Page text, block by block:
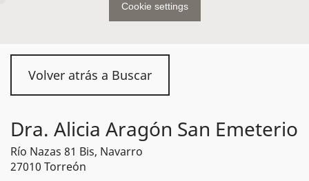
Volver atrás a Buscar
Dra. Alicia Aragón San Emeterio
Río Nazas 81 Bis, Navarro
27010 Torreón
Cookie settings